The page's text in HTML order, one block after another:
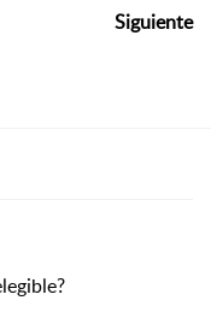
Siguiente